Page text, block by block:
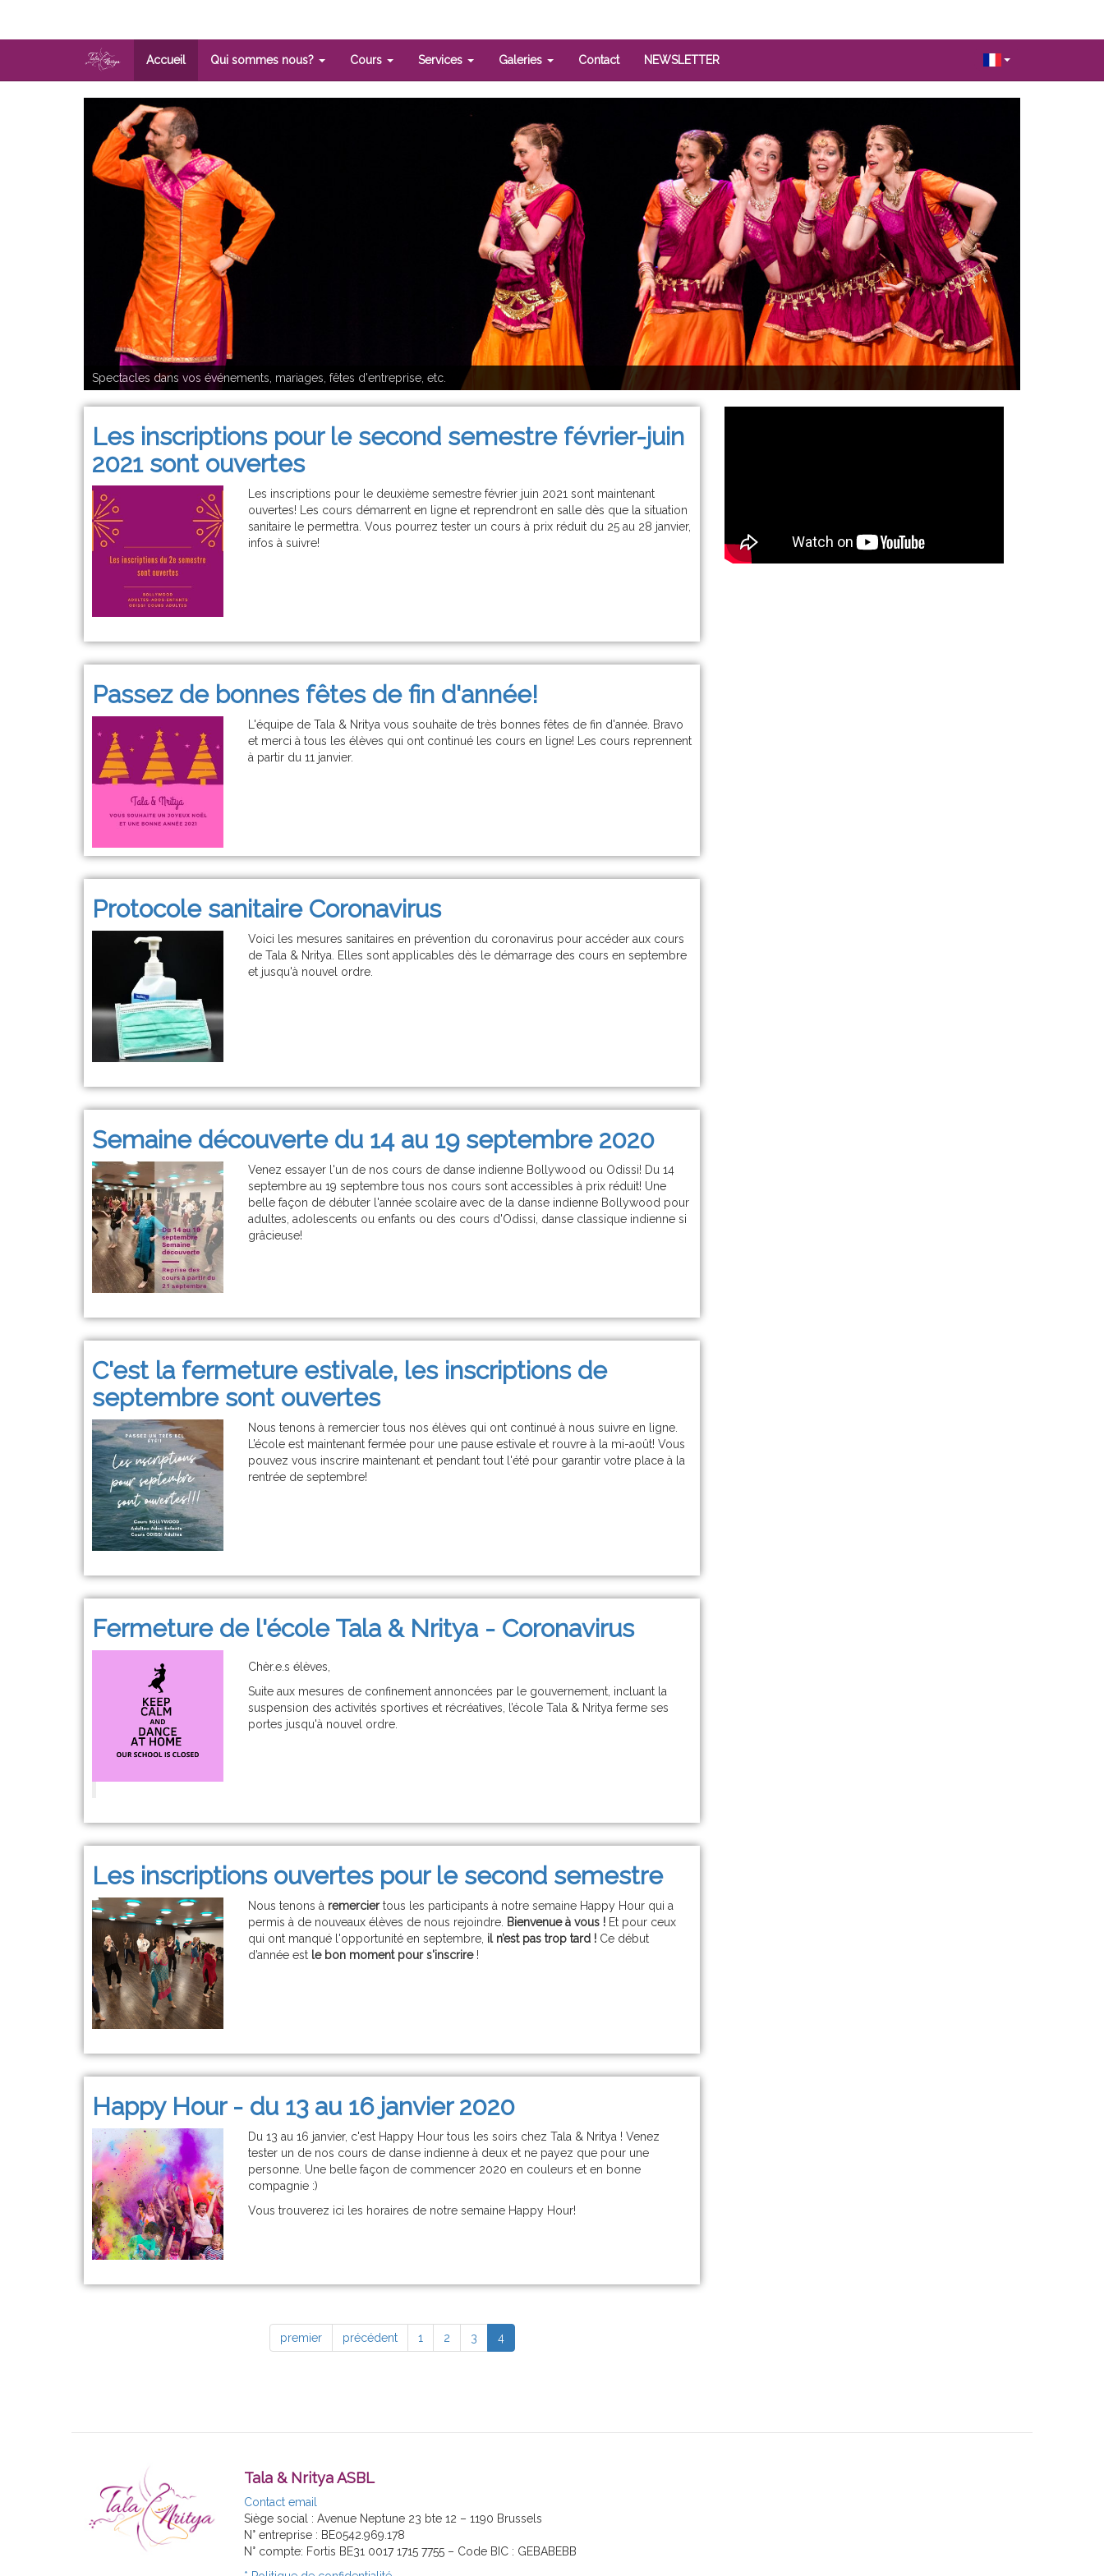
contenu
Accueil Qui sommes nous? Cours Services Galeries Contact NEWSLETTER
Spectacles dans vos événements, mariages, fêtes d'entreprise, etc.
Les inscriptions pour le second semestre février-juin
2021 sont ouvertes
Les inscriptions pour le deuxième semestre février juin 2021 sont maintenant
ouvertes! Les cours démarrent en ligne et reprendront en salle dès que la situation
sanitaire le permettra. Vous pourrez tester un cours à prix réduit du 25 au 28 janvier,
infos à suivre!
Passez de bonnes fêtes de fin d'année!
L'équipe de Tala & Nritya vous souhaite de très bonnes fêtes de fin d'année. Bravo
et merci à tous les élèves qui ont continué les cours en ligne! Les cours reprennent
à partir du 11 janvier.
Protocole sanitaire Coronavirus
Voici les mesures sanitaires en prévention du coronavirus pour accéder aux cours
de Tala & Nritya. Elles sont applicables dès le démarrage des cours en septembre
et jusqu'à nouvel ordre.
Semaine découverte du 14 au 19 septembre 2020
Venez essayer l'un de nos cours de danse indienne Bollywood ou Odissi! Du 14
septembre au 19 septembre tous nos cours sont accessibles à prix réduit! Une
belle façon de débuter l'année scolaire avec de la danse indienne Bollywood pour
adultes, adolescents ou enfants ou des cours d'Odissi, danse classique indienne si
grâcieuse!
C'est la fermeture estivale, les inscriptions de
septembre sont ouvertes
Nous tenons à remercier tous nos élèves qui ont continué à nous suivre en ligne.
L’école est maintenant fermée pour une pause estivale et rouvre à la mi-août! Vous
pouvez vous inscrire maintenant et pendant tout l'été pour garantir votre place à la
rentrée de septembre!
Fermeture de l'école Tala & Nritya - Coronavirus
Chèr.e.s élèves,
Suite aux mesures de confinement annoncées par le gouvernement, incluant la
suspension des activités sportives et récréatives, l’école Tala & Nritya ferme ses
portes jusqu'à nouvel ordre.
Les inscriptions ouvertes pour le second semestre
Nous tenons à remerciertous les participants à notre semaine Happy Hour qui a
permis à de nouveaux élèves de nous rejoindre. Bienvenue à vous ! Et pour ceux
qui ont manqué l'opportunité en septembre, il n’est pas trop tard ! Ce début
d’année est le bon moment pour s'inscrire!
Happy Hour - du 13 au 16 janvier 2020
Du 13 au 16 janvier, c'est Happy Hour tous les soirs chez Tala & Nritya ! Venez
tester un de nos cours de danse indienne à deux et ne payez que pour une
personne. Une belle façon de commencer 2020 en couleurs et en bonne
compagnie :)
Vous trouverez ici les horaires de notre semaine Happy Hour!
premier précédent 1 2 3 4
Tala & Nritya ASBL
Contact email
Siège social : Avenue Neptune 23 bte 12 – 1190 Brussels
N° entreprise : BE0542.969.178
N° compte: Fortis BE31 0017 1715 7755 – Code BIC : GEBABEBB